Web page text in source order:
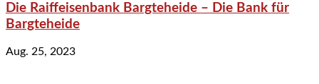
Die Raiffeisenbank Bargteheide – Die Bank für
Bargteheide
Aug. 25, 2023